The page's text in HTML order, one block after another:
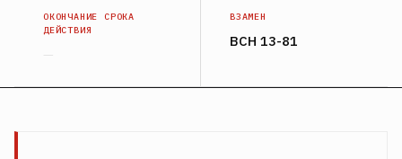
ОКОНЧАНИЕ СРОКА
ДЕЙСТВИЯ
—
ВЗАМЕН
ВСН 13-81